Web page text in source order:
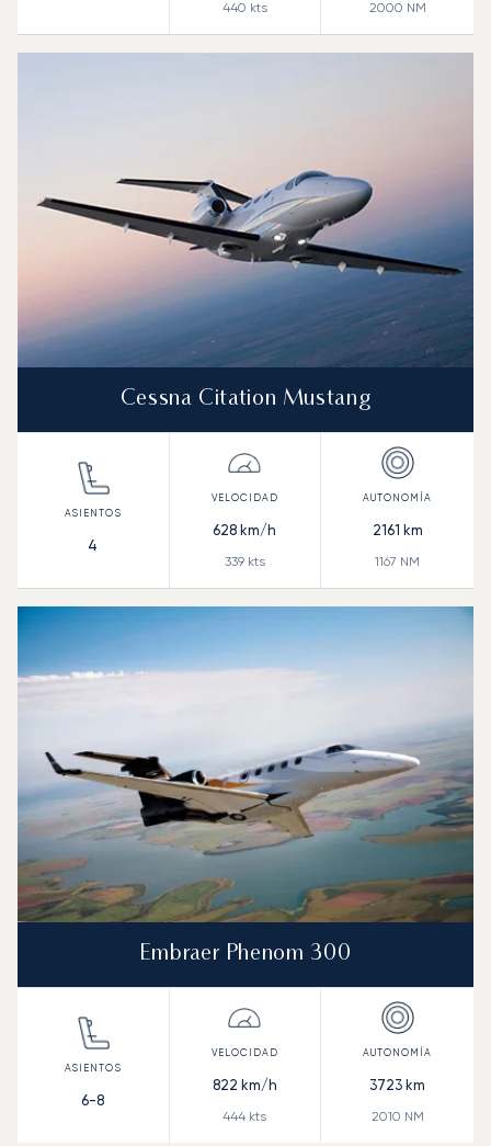
440 kts 2000 NM
Cessna Citation Mustang
4
628 km/h
339kts
2161 km
1167 NM
Embraer Phenom 300
6-8
822 km/h
444 kts
3723 km
2010 NM